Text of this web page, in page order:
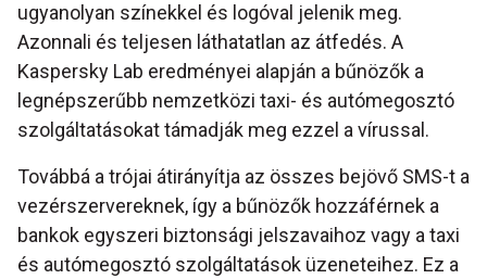
ugyanolyan színekkel és logóval jelenik meg.
Azonnali és teljesen láthatatlan az átfedés. A
Kaspersky Lab eredményei alapján a bűnözők a
legnépszerűbb nemzetközi taxi- és autómegosztó
szolgáltatásokat támadják meg ezzel a vírussal.
Továbbá a trójai átirányítja az összes bejövő SMS-t a
vezérszervereknek, így a bűnözők hozzáférnek a
bankok egyszeri biztonsági jelszavaihoz vagy a taxi
és autómegosztó szolgáltatások üzeneteihez. Ez a